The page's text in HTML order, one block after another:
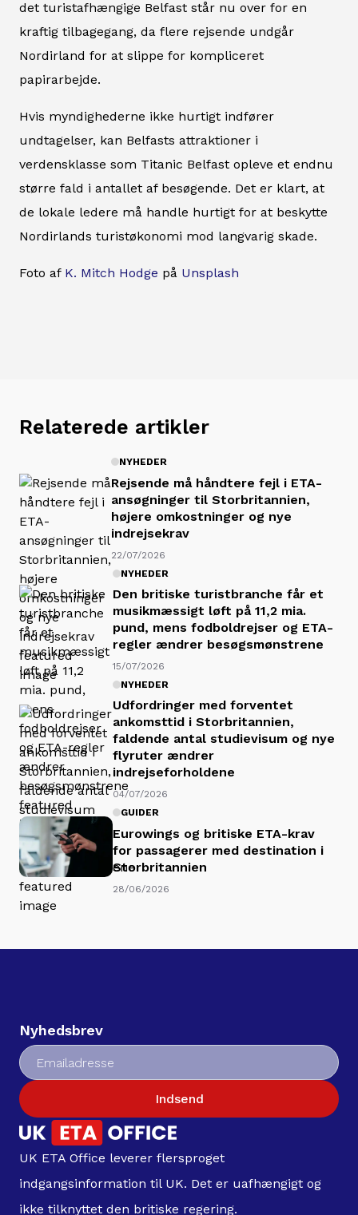
det turistafhængige Belfast står nu over for en
kraftig tilbagegang, da flere rejsende undgår
Nordirland for at slippe for kompliceret
papirarbejde.
Hvis myndighederne ikke hurtigt indfører
undtagelser, kan Belfasts attraktioner i
verdensklasse som Titanic Belfast opleve et endnu
større fald i antallet af besøgende. Det er klart, at
de lokale ledere må handle hurtigt for at beskytte
Nordirlands turistøkonomi mod langvarig skade.
Foto af K. Mitch Hodge på Unsplash
Relaterede artikler
NYHEDER
Rejsende må håndtere fejl i ETA-
ansøgninger til Storbritannien,
højere omkostninger og nye
indrejsekrav
22/07/2026
NYHEDER
Den britiske turistbranche får et
musikmæssigt løft på 11,2 mia.
pund, mens fodboldrejser og ETA-
regler ændrer besøgsmønstrene
15/07/2026
NYHEDER
Udfordringer med forventet
ankomsttid i Storbritannien,
faldende antal studievisum og nye
flyruter ændrer
indrejseforholdene
04/07/2026
GUIDER
Eurowings og britiske ETA-krav
for passagerer med destination i
Storbritannien
28/06/2026
Nyhedsbrev
Indsend
UK ETA Office leverer flersproget
indgangsinformation til UK. Det er uafhængigt og
ikke tilknyttet den britiske regering.